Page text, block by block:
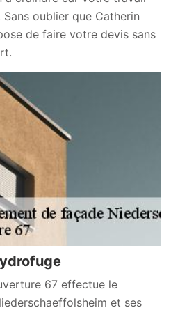
oublier que Catherin
de faire votre devis sans
67 effectue le
et ses